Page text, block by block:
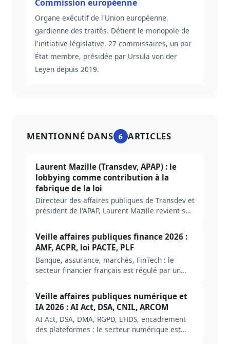
Commission européenne
Organe exécutif de l'Union européenne,
gardienne des traités. Détient le monopole de
l'initiative législative. 27 commissaires, un par
État membre, présidée par Ursula von der
Leyen depuis 2019.
MENTIONNÉ DANS 6 ARTICLES
Laurent Mazille (Transdev, APAP) : le
lobbying comme contribution à la
fabrique de la loi
Directeur des affaires publiques de Transdev et
président de l'APAP, Laurent Mazille revient sur
interrogé de l'administration centrale et ce que
l'IA change au métier.
Veille affaires publiques finance 2026 :
AMF, ACPR, loi PACTE, PLF
Banque, assurance, marchés, FinTech : le
secteur financier français est régulé par un
ACPR, Banque de France). Méthode complète
pour construire une veille AP finance en 2026,
avec autorités, sources et arbitrages
structurants.
Veille affaires publiques numérique et
IA 2026 : AI Act, DSA, CNIL, ARCOM
AI Act, DSA, DMA, RGPD, EHDS, encadrement
des plateformes : le secteur numérique est